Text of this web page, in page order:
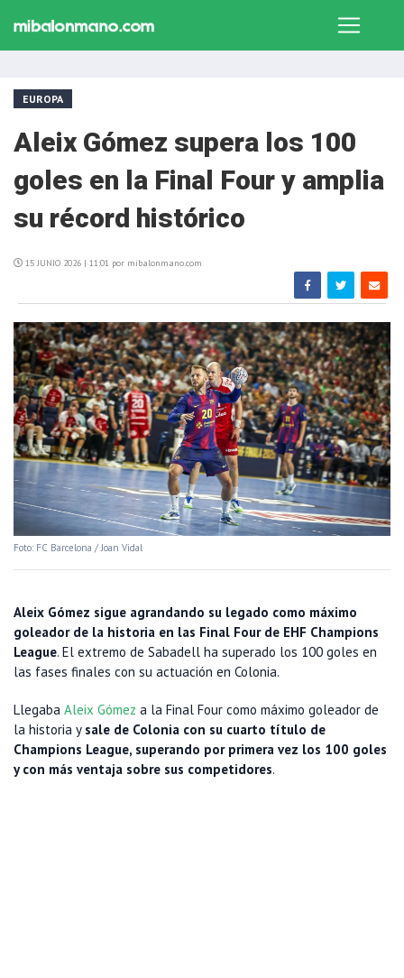
EUROPA
Aleix Gómez supera los 100
goles en la Final Four y amplia
su récord histórico
15 JUNIO 2026 | 11:01 por mibalonmano.com
Foto: FC Barcelona / Joan Vidal
Aleix Gómez sigue agrandando su legado como máximo
goleador de la historia en las Final Four de EHF Champions
League. El extremo de Sabadell ha superado los 100 goles en
las fases finales con su actuación en Colonia.
Llegaba Aleix Gómez a la Final Four como máximo goleador de
la historia y sale de Colonia con su cuarto título de
Champions League, superando por primera vez los 100 goles
y con más ventaja sobre sus competidores.